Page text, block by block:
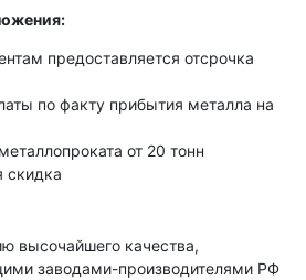
предоставляется отсрочка
по факту прибытия металла на
от 20 тонн
скидка
высочайшего качества,
заводами-производителями РФ